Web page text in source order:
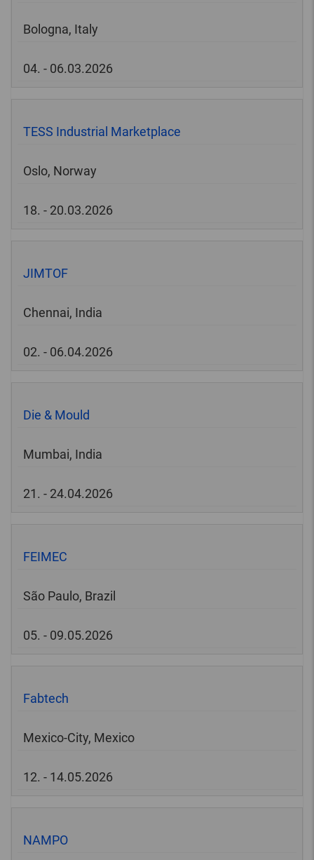
Bologna, Italy
04. - 06.03.2026
TESS Industrial Marketplace
Oslo, Norway
18. - 20.03.2026
JIMTOF
Chennai, India
02. - 06.04.2026
Die & Mould
Mumbai, India
21. - 24.04.2026
FEIMEC
São Paulo, Brazil
05. - 09.05.2026
Fabtech
Mexico-City, Mexico
12. - 14.05.2026
NAMPO